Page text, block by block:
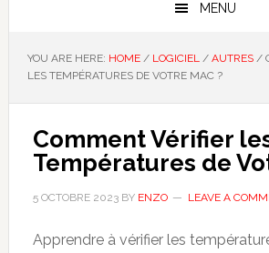
MENU
YOU ARE HERE: HOME / LOGICIEL / AUTRES /
LES TEMPÉRATURES DE VOTRE MAC ?
Comment Vérifier
Températures de
5 OCTOBRE 2023BY ENZO LEAVE A
Apprendre à vérifier les